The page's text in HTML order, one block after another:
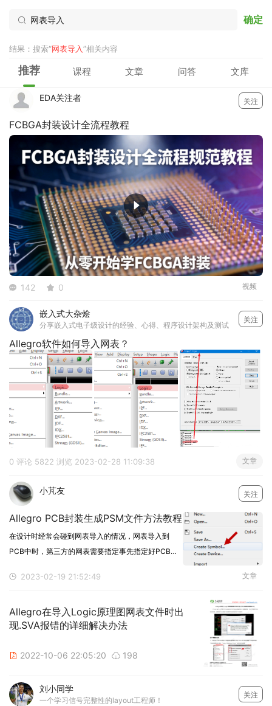
确定
结果：搜索“网表导入”相关内容
推荐 课程 文章 问答 文库
EDA关注者 关注
FCBGA封装设计全流程教程
142 0 视频
嵌入式大杂烩
分享嵌入式电子级设计的经验、心得、程序设计架构及测试
关注
Allegro软件如何导入网表？
0 评论 5822 浏览 2023-02-28 11:09:38 文章
小芃友 关注
Allegro PCB封装生成PSM文件方法教程
在设计时经常会碰到网表导入的情况，网表导入到
PCB中时，第三方的网表需要指定事先指定好PCB封
PCB中，第一方网表只需要psm文件跟pad文件，是不
2023-02-19 21:52:49 文章
Allegro在导入Logic原理图网表文件时出
现.SVA报错的详细解决办法
 2022-10-06 22:05:20  198
刘小同学
一个学习信号完整性的layout工程师！
关注